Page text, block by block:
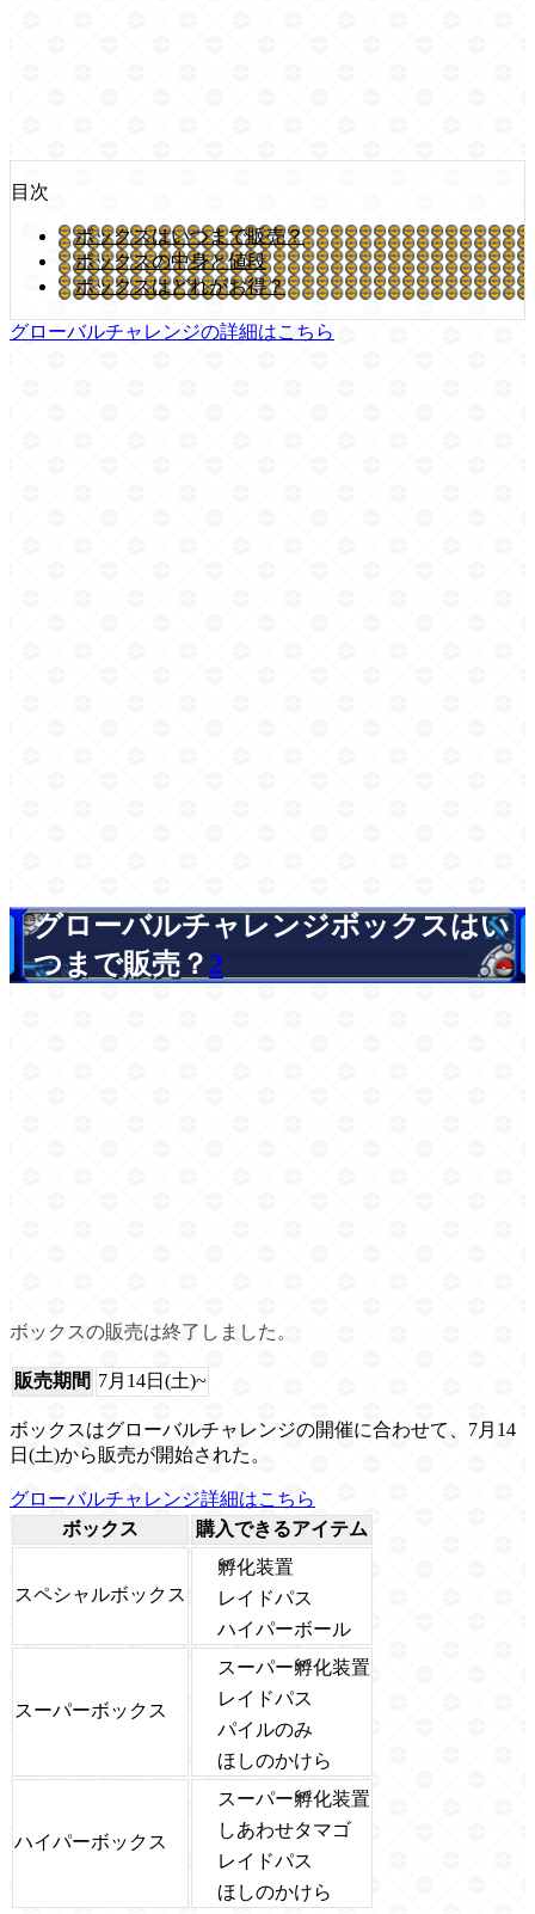
目次
ボックスはいつまで販売？
ボックスの中身と値段
ボックスはどれがお得？
グローバルチャレンジの詳細はこちら
グローバルチャレンジボックスはい
つまで販売？ 2
ボックスの販売は終了しました。
販売期間 7月14日(土)~
ボックスはグローバルチャレンジの開催に合わせて、7月14
日(土)から販売が開始された。
グローバルチャレンジ詳細はこちら
ボックス
購入できるアイテム
スペシャルボックス
孵化装置
レイドパス
ハイパーボール
スーパーボックス
スーパー孵化装置
レイドパス
パイルのみ
ほしのかけら
ハイパーボックス
スーパー孵化装置
しあわせタマゴ
レイドパス
ほしのかけら